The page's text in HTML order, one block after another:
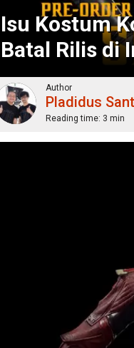
Isu Kostum
Batal Rilis di
Author
Pladidus
Reading time: 3 min